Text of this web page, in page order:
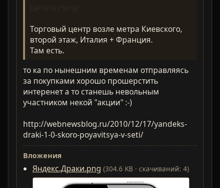
Торговый центр возле метра Киевского,
второй этаж, Италия + Франция.
Там есть.
то ка по нынешним временам отправляясь
за покупками хорошо прошерстить
интеренет а то станешь невольным
участником некой "акции" :-)
http://webnewsblog.ru/2010/12/17/yandeks-
draki-1-0-skoro-poyavitsya-v-seti/
Вложения
Яндекс.Драки.png (304.6 KB · скачиваний: 4)